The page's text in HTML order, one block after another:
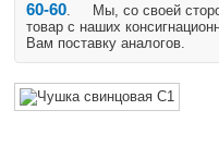
60-60. Мы, со своей
товар с наших
Вам поставку аналогов.